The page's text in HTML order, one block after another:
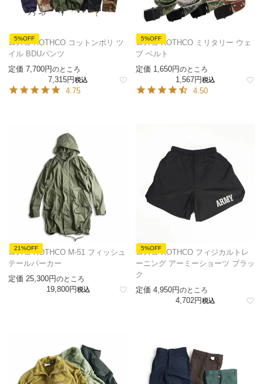
5%OFF
ロスコ ROTHCO コットンポリ ツ
イル BDUパンツ
定価 7,700 のところ
7,315 税込
4.75
5%OFF
ロスコ ROTHCO ミリタリー ウェ
ブ ベルト
定価 1,650 のところ
1,567 税込
4.50
21%OFF
ロスコ ROTHCO M-51 フィッシュ
テールパーカー
定価 25,300 のところ
19,800 税込
5%OFF
ロスコ ROTHCO フィジカルトレ
ーニング アーミーショーツ ブラッ
ク
定価 4,950 のところ
4,702 税込